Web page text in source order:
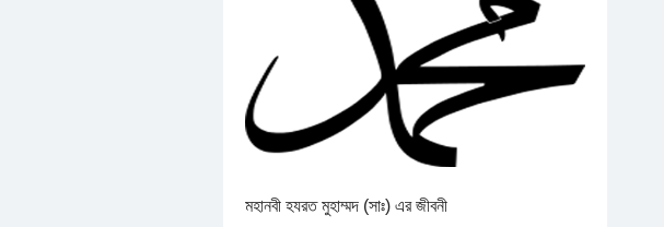
মহানবী হযরত মুহাম্মদ (সাঃ) এর জীবনী